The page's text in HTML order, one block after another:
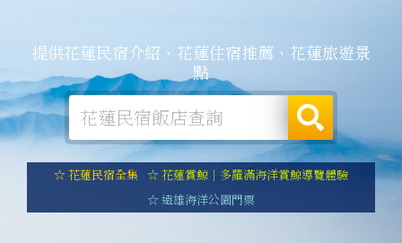
提供花蓮民宿介紹、花蓮住宿推薦、花蓮旅遊景
點
☆ 花蓮民宿全集 ☆ 花蓮賞鯨｜多羅滿海洋賞鯨導覽體驗
☆ 遠雄海洋公園門票